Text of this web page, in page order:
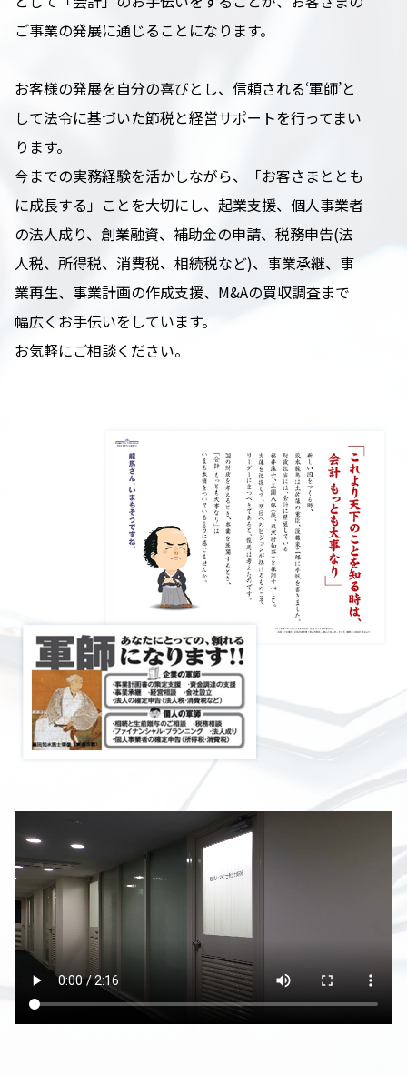
ご事業の発展に通じることになります。
お客様の発展を自分の喜びとし、信頼される‘軍師’と
して法令に基づいた節税と経営サポートを行ってまい
ります。
今までの実務経験を活かしながら、「お客さまととも
に成長する」ことを大切にし、起業支援、個人事業者
の法人成り、創業融資、補助金の申請、税務申告(法
人税、所得税、消費税、相続税など)、事業承継、事
業再生、事業計画の作成支援、M&Aの買収調査まで
幅広くお手伝いをしています。
お気軽にご相談ください。